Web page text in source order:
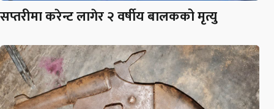
सप्तरीमा करेन्ट लागेर २ वर्षीय बालकको मृत्यु